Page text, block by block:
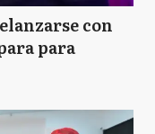
con
para